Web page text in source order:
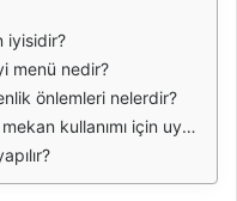
iyisidir?
menü nedir?
önlemleri nelerdir?
kullanımı için uygun mu?